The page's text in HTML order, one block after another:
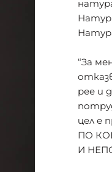
“За
рее и
цел е
ПО
И